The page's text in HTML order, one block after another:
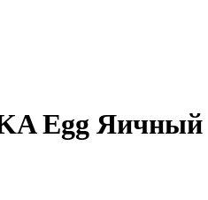
Egg Яичный